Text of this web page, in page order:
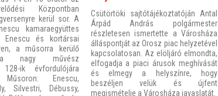
Központban
kerül sor. A
kamaraegyüttes
Enescu és kortársai
a műsorra kerülő
a nagy művész
128-ik évfordulójára
Műsoron: Enescu,
Silvestri, Débussy,
Csütörtöki sajtótájékoztatóján Antal
Árpád András polgármester
részletesen ismertette a Városháza
álláspontját az Orosz piac helyzetével
kapcsolatosan. Az elöljáró elmondta,
elfogadja a piaci árusok meghívását
és elmegy a helyszínre, hogy
beszéljen velük és újfent
megismételje a Városháza javaslatát.